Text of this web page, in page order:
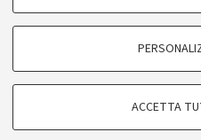
COOKIE TECNICI - NECESSARI
Si tratta di cookie tecnici utilizzati,
ACCETTA
© Copyright 2026 - ALMA
Bologna - Via Zamboni, 33 -
CF:
Privacy
Note legali